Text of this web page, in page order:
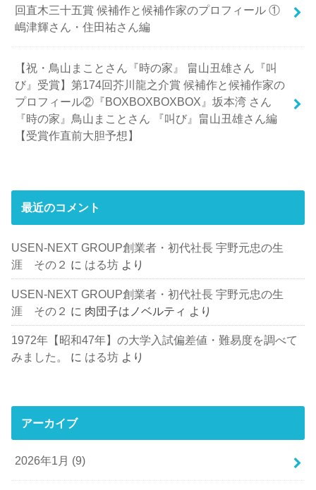
回直木三十五賞 候補作と候補作家のプロフィール ①
嶋津輝さん・住田祐さん編
【祝・鳥山まことさん『時の家』 畠山丑雄さん『叫
び』受賞】第174回芥川龍之介賞 候補作と候補作家の
プロフィール②『BOXBOXBOXBOX』坂本湾 さん
『時の家』鳥山まことさん 『叫び』畠山丑雄さん編
【受賞作直前大胆予想】
最近のコメント
USEN-NEXT GROUP創業者・初代社長 宇野元忠の生
涯 その２ に はる坊 より
USEN-NEXT GROUP創業者・初代社長 宇野元忠の生
涯 その２ に 肉団子はノベルティ より
1972年【昭和47年】の大学入試偏差値・難易度を調べて
みました。
に はる坊 より
アーカイブ
2026年1月 (9)